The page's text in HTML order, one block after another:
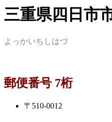
三重県四日市
よっかいちしはづ
郵便番号 7桁
〒510-0012